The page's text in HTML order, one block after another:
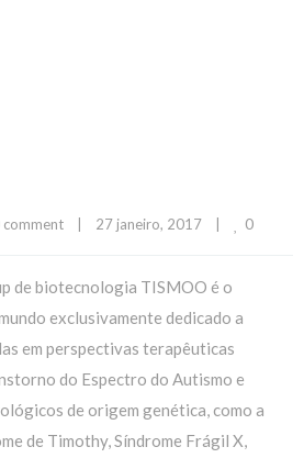
comment 27 janeiro, 2017 0
de biotecnologia TISMOO é o
exclusivamente dedicado a
em perspectivas terapêuticas
do Espectro do Autismo e
de origem genética, como a
de Timothy, Síndrome Frágil X,